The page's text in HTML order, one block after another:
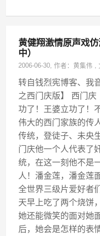
黄健翔激情原声戏
中）
2006-06-30, 作者：黄集伟 ,
转自钱烈宪博客、我
之西门庆版】 西门庆
功了！王婆立功了！
伟大的西门家族的传
传统，登徒子、未央
门庆他一个人代表了
统，在这一刻他不是
人！潘金莲，潘金莲
全世界三级片爱好者
天早上吃了两个烧饼
她还能微笑的面对她
后，她会是怎样的表